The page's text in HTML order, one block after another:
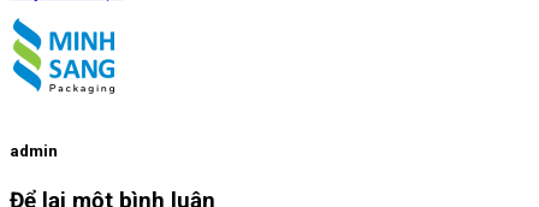
admin
Để lại một bình luận